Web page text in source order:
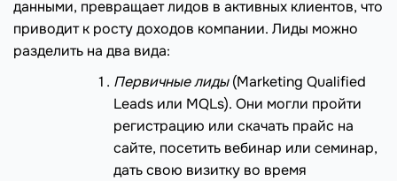
данными, превращает лидов в активных клиентов, что
приводит к росту доходов компании. Лиды можно
разделить на два вида:
Первичныелиды(Marketing Qualified
Leads или MQLs). Они могли пройти
регистрацию или скачать прайс на
сайте, посетить вебинар или семинар,
дать свою визитку во время